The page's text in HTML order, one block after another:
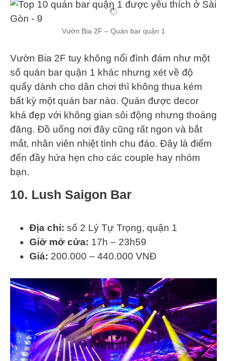
Vườn Bia 2F – Quán bar quận 1
Vườn Bia 2F tuy không nổi đình đám như một
số quán bar quận 1 khác nhưng xét về độ
quẩy dành cho dân chơi thì không thua kém
bất kỳ một quán bar nào. Quán được decor
khá đẹp với không gian sôi động nhưng thoáng
đãng. Đồ uống nơi đây cũng rất ngon và bắt
mắt, nhân viên nhiệt tình chu đáo. Đây là điểm
đến đầy hứa hẹn cho các couple hay nhóm
bạn.
10. Lush Saigon Bar
Địa chỉ: số 2 Lý Tự Trọng, quận 1
Giờ mở cửa: 17h – 23h59
Giá: 200.000 – 440.000 VNĐ